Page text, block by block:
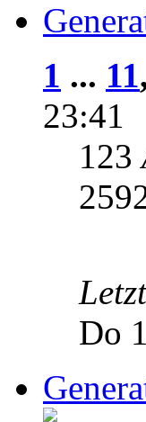
1 ... 11
23:41
123
Do